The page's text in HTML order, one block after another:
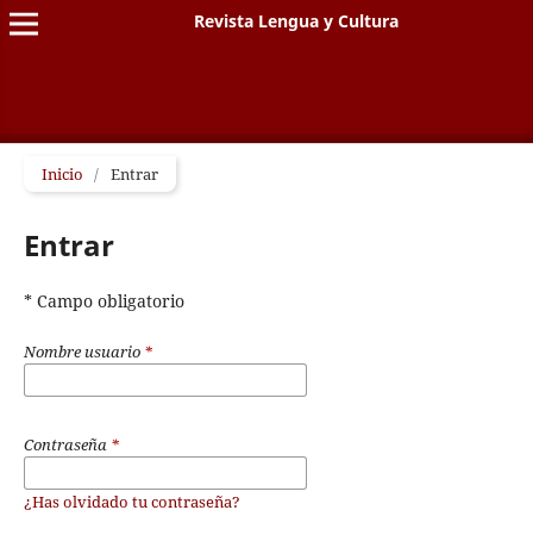
Revista Lengua y Cultura
Inicio / Entrar
Entrar
* Campo obligatorio
Nombre usuario *
Contraseña *
¿Has olvidado tu contraseña?